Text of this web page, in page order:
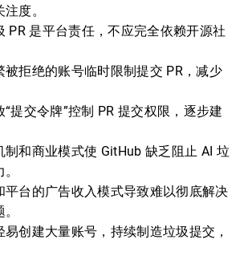
度。
PR 是平台责任，不应完全依赖开源社
被拒绝的账号临时限制提交 PR，减少
提交令牌”控制 PR 提交权限，逐步建
制和商业模式使 GitHub 缺乏阻止 AI 垃
平台的广告收入模式导致难以彻底解决
创建大量账号，持续制造垃圾提交，